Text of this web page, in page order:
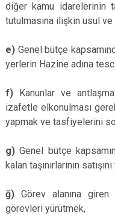
diğer kamu idarelerinin
tutulmasına ilişkin usul
e) Genel bütçe
yerlerin Hazine adına
f) Kanunlar ve
izafetle elkonulması
yapmak ve tasfiyelerini
g) Genel bütçe
kalan taşınırlarının
ğ) Görev alanına
görevleri yürütmek,